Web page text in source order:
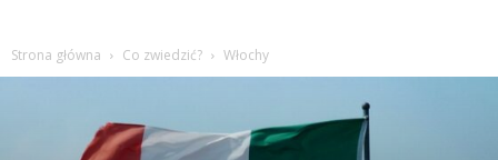
Strona główna Co zwiedzić? Włochy